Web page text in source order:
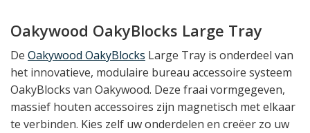
Oakywood OakyBlocks Large Tray
De Oakywood OakyBlocks Large Tray is onderdeel van
het innovatieve, modulaire bureau accessoire systeem
OakyBlocks van Oakywood. Deze fraai vormgegeven,
massief houten accessoires zijn magnetisch met elkaar
te verbinden. Kies zelf uw onderdelen en creëer zo uw